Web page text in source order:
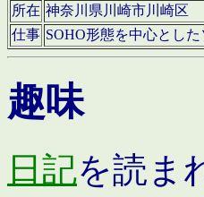
所在 神奈川県川崎市川崎区
仕事 SOHO形態を中心とし
趣味
日記を読ま